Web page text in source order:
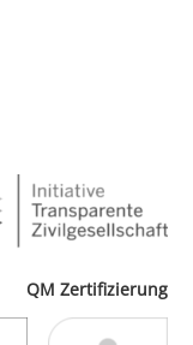
QM Zertifizierung